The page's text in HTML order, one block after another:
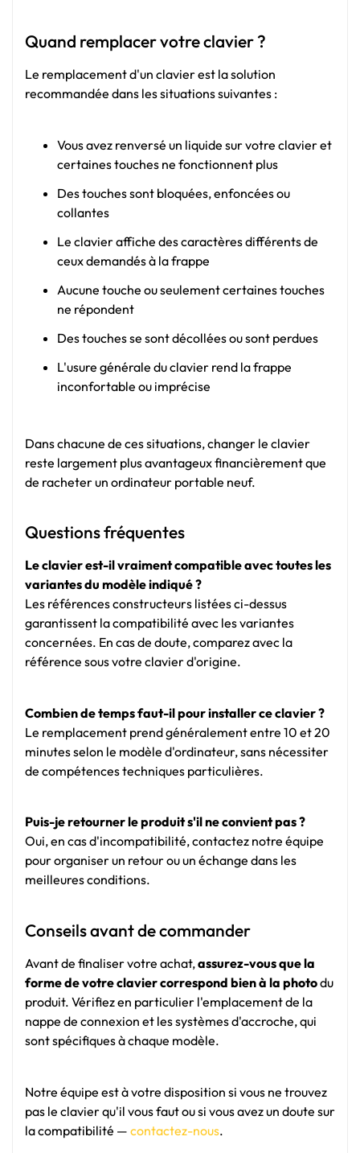
Quand remplacer votre clavier ?
Le remplacement d'un clavier est la solution
recommandée dans les situations suivantes :
Vous avez renversé un liquide sur votre clavier et
certaines touches ne fonctionnent plus
Des touches sont bloquées, enfoncées ou
collantes
Le clavier affiche des caractères différents de
ceux demandés à la frappe
Aucune touche ou seulement certaines touches
ne répondent
Des touches se sont décollées ou sont perdues
L'usure générale du clavier rend la frappe
inconfortable ou imprécise
Dans chacune de ces situations, changer le clavier
reste largement plus avantageux financièrement que
de racheter un ordinateur portable neuf.
Questions fréquentes
Le clavier est-il vraiment compatible avec toutes les
variantes du modèle indiqué ?
Les références constructeurs listées ci-dessus
garantissent la compatibilité avec les variantes
concernées. En cas de doute, comparez avec la
référence sous votre clavier d'origine.
Combien de temps faut-il pour installer ce clavier ?
Le remplacement prend généralement entre 10 et 20
minutes selon le modèle d'ordinateur, sans nécessiter
de compétences techniques particulières.
Puis-je retourner le produit s'il ne convient pas ?
Oui, en cas d'incompatibilité, contactez notre équipe
pour organiser un retour ou un échange dans les
meilleures conditions.
Conseils avant de commander
Avant de finaliser votre achat,assurez-vous que la
forme de votre clavier correspond bien à la photodu
produit. Vérifiez en particulier l'emplacement de la
nappe de connexion et les systèmes d'accroche, qui
sont spécifiques à chaque modèle.
Notre équipe est à votre disposition si vous ne trouvez
pas le clavier qu'il vous faut ou si vous avez un doute sur
la compatibilité — contactez-nous.